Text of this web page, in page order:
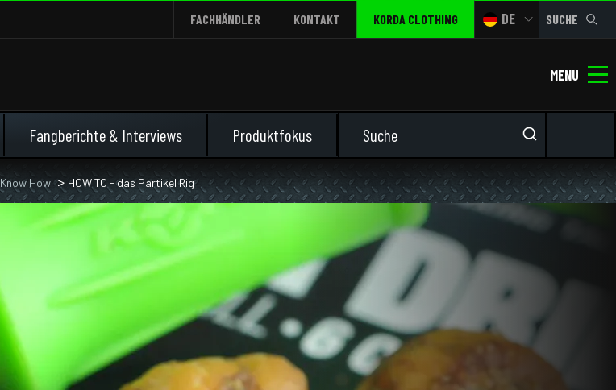
FACHHÄNDLER KONTAKT KORDA CLOTHING DE SUCHE
MENU
Fangberichte & Interviews Produktfokus
Know How HOW TO - das Partikel Rig